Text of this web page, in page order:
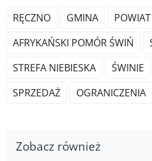
RĘCZNO GMINA
AFRYKAŃSKI POMÓR ŚWIŃ
STREFA NIEBIESKA
ŚWINIE
SPRZEDAŻ
OGRANICZENIA
Zobacz również